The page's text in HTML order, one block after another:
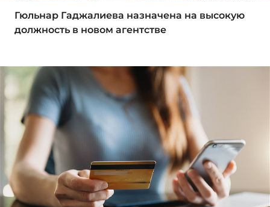
Гюльнар Гаджалиева назначена на высокую
должность в новом агентстве